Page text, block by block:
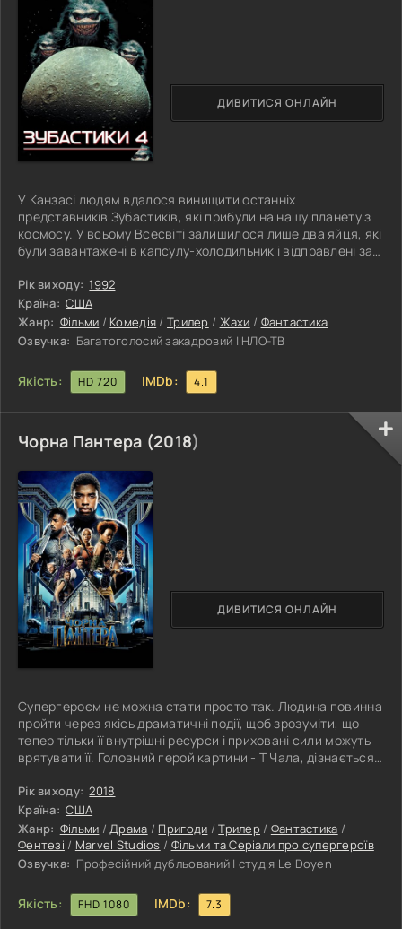
У Канзасі людям вдалося винищити останніх
представників Зубастиків, які прибули на нашу планету з
космосу. У всьому Всесвіті залишилося лише два яйця, які
були завантажені в капсулу-холодильник і відправлені за
капсула губиться в просторах безкрайньої Сонячної
системи. У 2045 році космічна експедиція землян
приймає на свій борт непізнаний літаючий об'єкт. Капітан
експедиції приймає рішення розкрити цей об'єкт і тим
самим випускає на волю двох
Рік виходу: 1992
Країна: США
Жанр: Фільми / Комедія /Трилер / Жахи / Фантастика
Озвучка: Багатоголосий закадровий | НЛО-ТВ
Якість: HD 720 IMDb: 4.1
ДИВИТИСЯ ОНЛАЙН
Чорна Пантера (2018)
Супергероєм не можна стати просто так. Людина повинна
пройти через якісь драматичні події, щоб зрозуміти, що
тепер тільки її внутрішні ресурси і приховані сили можуть
врятувати її. Головний герой картини - Т Чала, дізнається
повернутися в той простір, звідки колись з'явився у світ
людей. Йому потрібно потрапити у свою рідну країну, яка
дуже добре прихована від сторонніх очей і цікавих
поглядів. Африканська держава Ваканду, яка прихована
від світу
Рік виходу: 2018
Країна: США
Жанр: Фільми /Драма / Пригоди /Трилер/ Фантастика /
Фентезі / Marvel Studios / Фільми та Серіали про супергероїв
Озвучка: Професійний дубльований | студія Le Doyen
Якість: FHD 1080 IMDb: 7.3
ДИВИТИСЯ ОНЛАЙН